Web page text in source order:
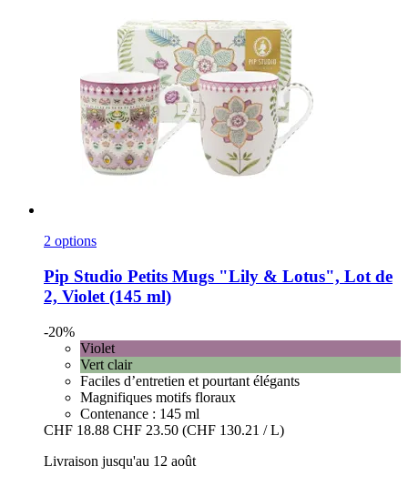
2 options
Pip Studio Petits Mugs "Lily & Lotus", Lot de
2, Violet (145 ml)
-20%
Violet
Vert clair
Faciles d’entretien et pourtant élégants
Magnifiques motifs floraux
Contenance : 145 ml
CHF 18.88 CHF 23.50 (CHF 130.21 / L)
Livraison jusqu'au 12 août